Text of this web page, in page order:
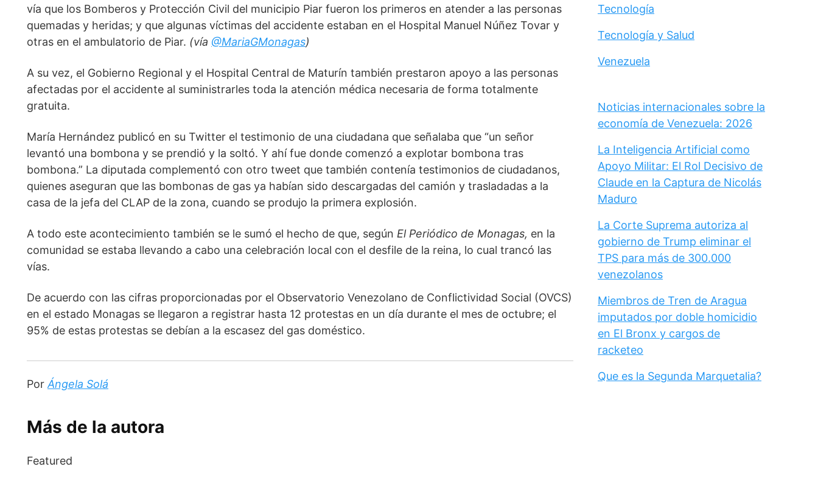
vía que los Bomberos y Protección Civil del municipio Piar fueron los primeros en atender a las personas
quemadas y heridas; y que algunas víctimas del accidente estaban en el Hospital Manuel Núñez Tovar y
otras en el ambulatorio de Piar. (vía @MariaGMonagas)
A su vez, el Gobierno Regional y el Hospital Central de Maturín también prestaron apoyo a las personas
afectadas por el accidente al suministrarles toda la atención médica necesaria de forma totalmente
gratuita.
María Hernández publicó en su Twitter el testimonio de una ciudadana que señalaba que “un señor
levantó una bombona y se prendió y la soltó. Y ahí fue donde comenzó a explotar bombona tras
bombona.” La diputada complementó con otro tweet que también contenía testimonios de ciudadanos,
quienes aseguran que las bombonas de gas ya habían sido descargadas del camión y trasladadas a la
casa de la jefa del CLAP de la zona, cuando se produjo la primera explosión.
A todo este acontecimiento también se le sumó el hecho de que, según El Periódico de Monagas, en la
comunidad se estaba llevando a cabo una celebración local con el desfile de la reina, lo cual trancó las
vías.
De acuerdo con las cifras proporcionadas por el Observatorio Venezolano de Conflictividad Social (OVCS)
en el estado Monagas se llegaron a registrar hasta 12 protestas en un día durante el mes de octubre; el
95% de estas protestas se debían a la escasez del gas doméstico.
Por Ángela Solá
Más de la autora
Featured
Tecnología
Tecnología y Salud
Venezuela
Noticias internacionales sobre la
economía de Venezuela: 2026
La Inteligencia Artificial como
Apoyo Militar: El Rol Decisivo de
Claude en la Captura de Nicolás
Maduro
La Corte Suprema autoriza al
gobierno de Trump eliminar el
TPS para más de 300.000
venezolanos
Miembros de Tren de Aragua
imputados por doble homicidio
en El Bronx y cargos de
racketeo
Que es la Segunda Marquetalia?